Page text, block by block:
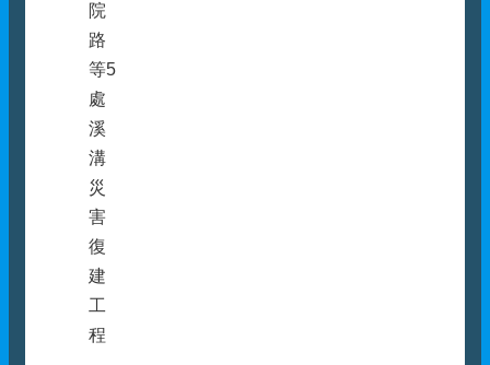
院
路
等5
處
溪
溝
災
害
復
建
工
程